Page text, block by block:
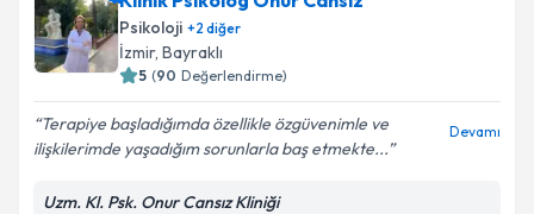
Psikoloji +2 diğer
İzmir, Bayraklı
5 (90 Değerlendirme)
Terapiye başladığımda özellikle özgüvenimle ve
ilişkilerimde yaşadığım sorunlarla baş etmekte...
Devamı
Uzm. Kl. Psk. Onur Cansız Kliniği